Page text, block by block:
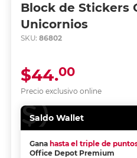
Block de Stickers
Unicornios
SKU: 86802
Precio exclusivo online
$44.00
Saldo Wallet
Gana hasta el triple de
Office Depot Premium